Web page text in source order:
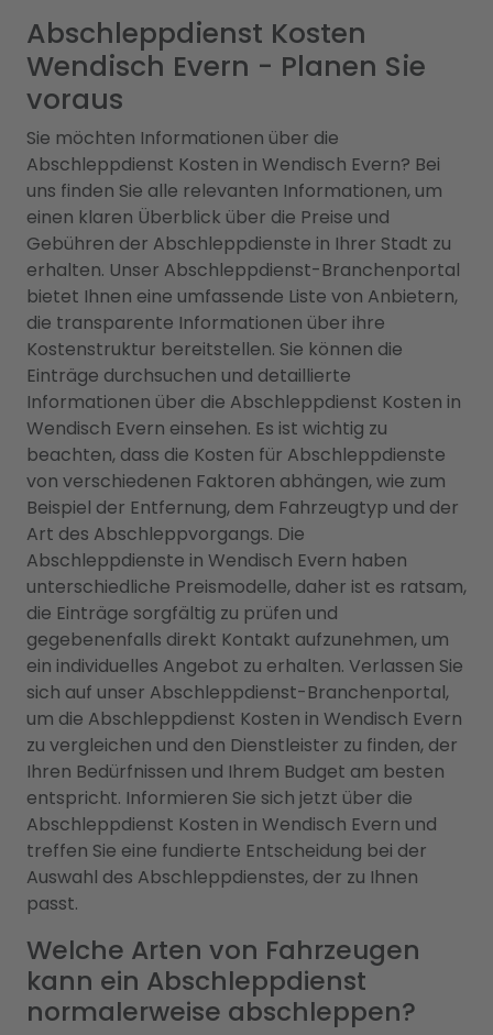
Abschleppdienst Kosten
Wendisch Evern - Planen Sie
voraus
Sie möchten Informationen über die
Abschleppdienst Kosten in Wendisch Evern? Bei
uns finden Sie alle relevanten Informationen, um
einen klaren Überblick über die Preise und
Gebühren der Abschleppdienste in Ihrer Stadt zu
erhalten. Unser Abschleppdienst-Branchenportal
bietet Ihnen eine umfassende Liste von Anbietern,
die transparente Informationen über ihre
Kostenstruktur bereitstellen. Sie können die
Einträge durchsuchen und detaillierte
Informationen über die Abschleppdienst Kosten in
Wendisch Evern einsehen. Es ist wichtig zu
beachten, dass die Kosten für Abschleppdienste
von verschiedenen Faktoren abhängen, wie zum
Beispiel der Entfernung, dem Fahrzeugtyp und der
Art des Abschleppvorgangs. Die
Abschleppdienste in Wendisch Evern haben
unterschiedliche Preismodelle, daher ist es ratsam,
die Einträge sorgfältig zu prüfen und
gegebenenfalls direkt Kontakt aufzunehmen, um
ein individuelles Angebot zu erhalten. Verlassen Sie
sich auf unser Abschleppdienst-Branchenportal,
um die Abschleppdienst Kosten in Wendisch Evern
zu vergleichen und den Dienstleister zu finden, der
Ihren Bedürfnissen und Ihrem Budget am besten
entspricht. Informieren Sie sich jetzt über die
Abschleppdienst Kosten in Wendisch Evern und
treffen Sie eine fundierte Entscheidung bei der
Auswahl des Abschleppdienstes, der zu Ihnen
passt.
Welche Arten von Fahrzeugen
kann ein Abschleppdienst
normalerweise abschleppen?